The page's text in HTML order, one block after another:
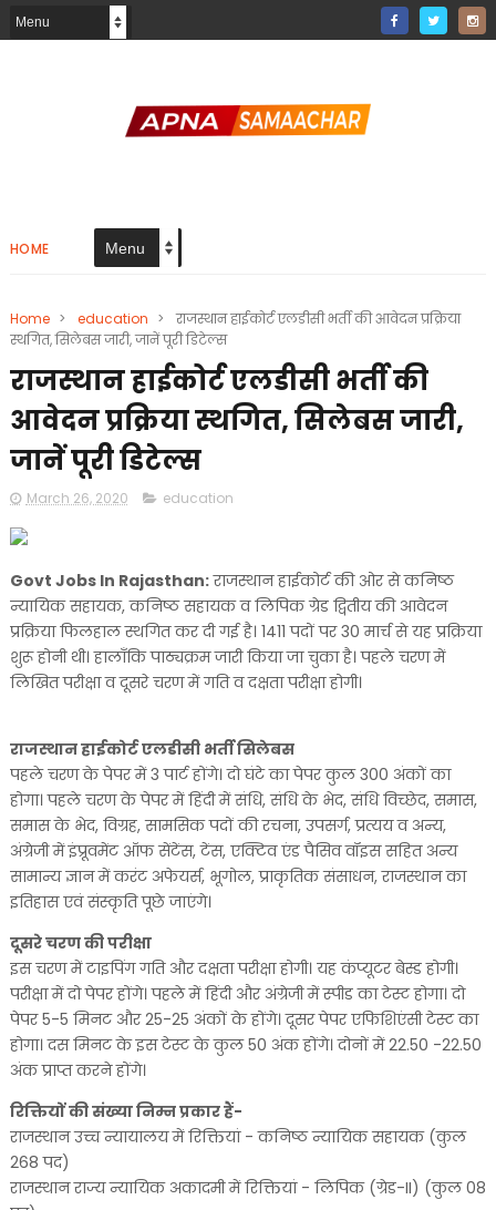
HOME
Home > education >
राजस्थान हाईकोर्ट एलडीसी भर्ती की आवेदन प्रक्रिया
स्थगित, सिलेबस जारी, जानें पूरी डिटेल्स
राजस्थान हाईकोर्ट एलडीसी भर्ती की
आवेदन प्रक्रिया स्थगित, सिलेबस जारी,
जानें पूरी डिटेल्स
March 26, 2020 education
Govt Jobs In Rajasthan:राजस्थान हाईकोर्ट की ओर से कनिष्ठ
न्यायिक सहायक, कनिष्ठ सहायक व लिपिक ग्रेड द्वितीय की आवेदन
प्रक्रिया फिलहाल स्थगित कर दी गई है। 1411 पदों पर 30 मार्च से यह प्रक्रिया
शुरू होनी थी। हालाँकि पाठ्यक्रम जारी किया जा चुका है। पहले चरण में
लिखित परीक्षा व दूसरे चरण में गति व दक्षता परीक्षा होगी।
राजस्थान हाईकोर्ट एलडीसी भर्ती सिलेबस
पहले चरण के पेपर में 3 पार्ट होंगे। दो घंटे का पेपर कुल 300 अंकों का
होगा। पहले चरण के पेपर में हिंदी में संधि, संधि के भेद, संधि विच्छेद, समास,
समास के भेद, विग्रह, सामसिक पदों की रचना, उपसर्ग, प्रत्यय व अन्य,
अंग्रेजी में इंप्रूवमेंट ऑफ सेंटेंस, टेंस, एक्टिव एंड पैसिव वॉइस सहित अन्य
सामान्य ज्ञान में करंट अफेयर्स, भूगोल, प्राकृतिक संसाधन, राजस्थान का
इतिहास एवं संस्कृति पूछे जाएंगे।
दूसरे चरण की परीक्षा
इस चरण में टाइपिंग गति और दक्षता परीक्षा होगी। यह कंप्यूटर बेस्ड होगी।
परीक्षा में दो पेपर होंगे। पहले में हिंदी और अंग्रेजी में स्पीड का टेस्ट होगा। दो
पेपर 5-5 मिनट और 25-25 अंकों के होंगे। दूसर पेपर एफिशिएंसी टेस्ट का
होगा। दस मिनट के इस टेस्ट के कुल 50 अंक होंगे। दोनों में 22.50 -22.50
अंक प्राप्त करने होंगे।
रिक्तियों की संख्या निम्न प्रकार हैं-
राजस्थान उच्च न्यायालय में रिक्तियां - कनिष्ठ न्यायिक सहायक (कुल
268 पद)
राजस्थान राज्य न्यायिक अकादमी में रिक्तियां - लिपिक (ग्रेड-II) (कुल 08